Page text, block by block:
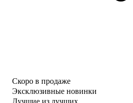
Скоро в продаже
Эксклюзивные новинки